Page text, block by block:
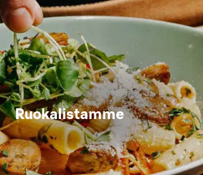
Ruokalistamme